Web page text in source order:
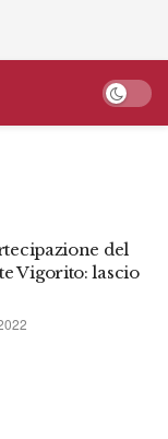
del
Vigorito: lascio